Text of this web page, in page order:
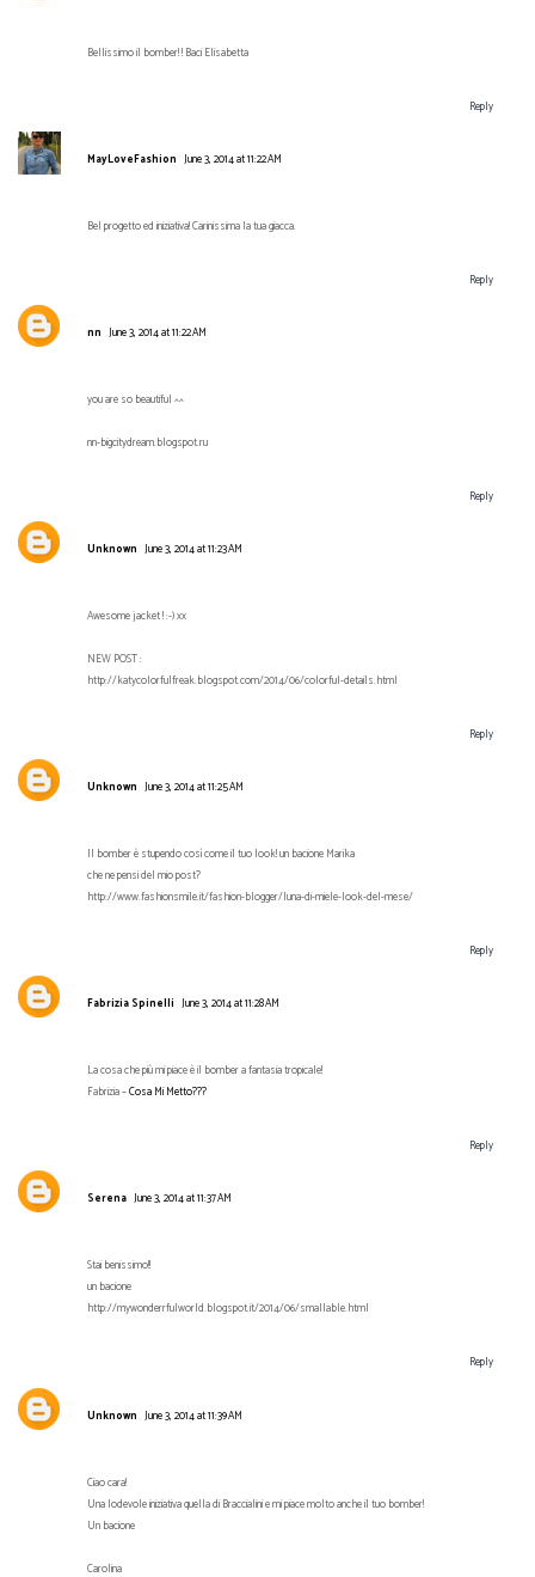
Bellissimo il bomber! ! Baci Elisabetta
Reply
MayLoveFashion June 3, 2014 at 11:22 AM
Bel progetto ed iniziativa! Carinissima la tua giacca.
Reply
nn June 3, 2014 at 11:22 AM
you are so beautiful ^^
nn-bigcitydream.blogspot.ru
Reply
Unknown June 3, 2014 at 11:23 AM
Awesome jacket ! :-) xx
NEW POST :
http://katycolorfulfreak.blogspot.com/2014/06/colorful-details.html
Reply
Unknown June 3, 2014 at 11:25 AM
Il bomber è stupendo così come il tuo look! un bacione Marika
che ne pensi del mio post?
http://www.fashionsmile.it/fashion-blogger/luna-di-miele-look-del-mese/
Reply
Fabrizia Spinelli June 3, 2014 at 11:28 AM
La cosa che più mi piace è il bomber a fantasia tropicale!
Fabrizia –Cosa Mi Metto???
Reply
Serena June 3, 2014 at 11:37 AM
Stai benissimo!!
un bacione
http://mywonderrfulworld.blogspot.it/2014/06/smallable.html
Reply
Unknown June 3, 2014 at 11:39 AM
Ciao cara!
Una lodevole iniziativa quella di Braccialini e mi piace molto anche il tuo bomber!
Un bacione
Carolina